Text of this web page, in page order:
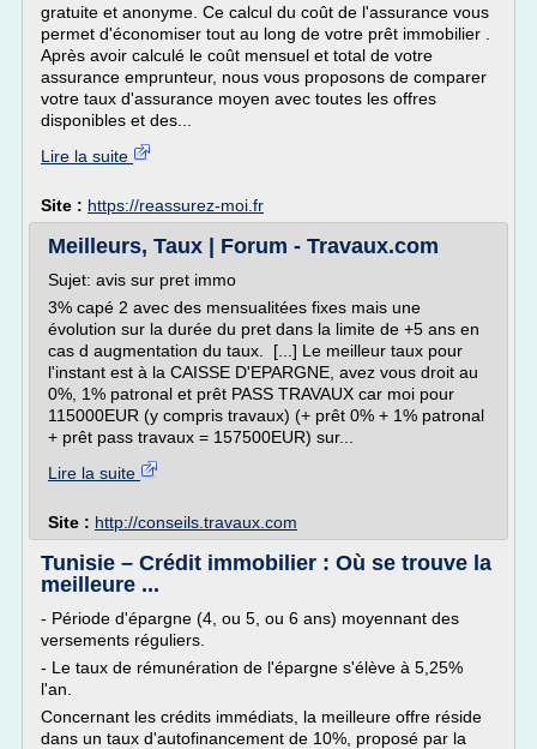
gratuite et anonyme. Ce calcul du coût de l'assurance vous
permet d'économiser tout au long de votre prêt immobilier .
Après avoir calculé le coût mensuel et total de votre
assurance emprunteur, nous vous proposons de comparer
votre taux d'assurance moyen avec toutes les offres
disponibles et des...
Lire la suite
Site : https://reassurez-moi.fr
Meilleurs, Taux | Forum - Travaux.com
Sujet: avis sur pret immo
3% capé 2 avec des mensualitées fixes mais une
évolution sur la durée du pret dans la limite de +5 ans en
cas d augmentation du taux. [...] Le meilleur taux pour
l'instant est à la CAISSE D'EPARGNE, avez vous droit au
0%, 1% patronal et prêt PASS TRAVAUX car moi pour
115000EUR (y compris travaux) (+ prêt 0% + 1% patronal
+ prêt pass travaux = 157500EUR) sur...
Lire la suite
Site : http://conseils.travaux.com
Tunisie – Crédit immobilier : Où se trouve la
meilleure ...
- Période d'épargne (4, ou 5, ou 6 ans) moyennant des
versements réguliers.
- Le taux de rémunération de l'épargne s'élève à 5,25%
l'an.
Concernant les crédits immédiats, la meilleure offre réside
dans un taux d'autofinancement de 10%, proposé par la